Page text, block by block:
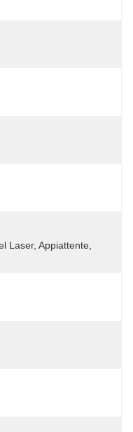
Laser, Appiattente,